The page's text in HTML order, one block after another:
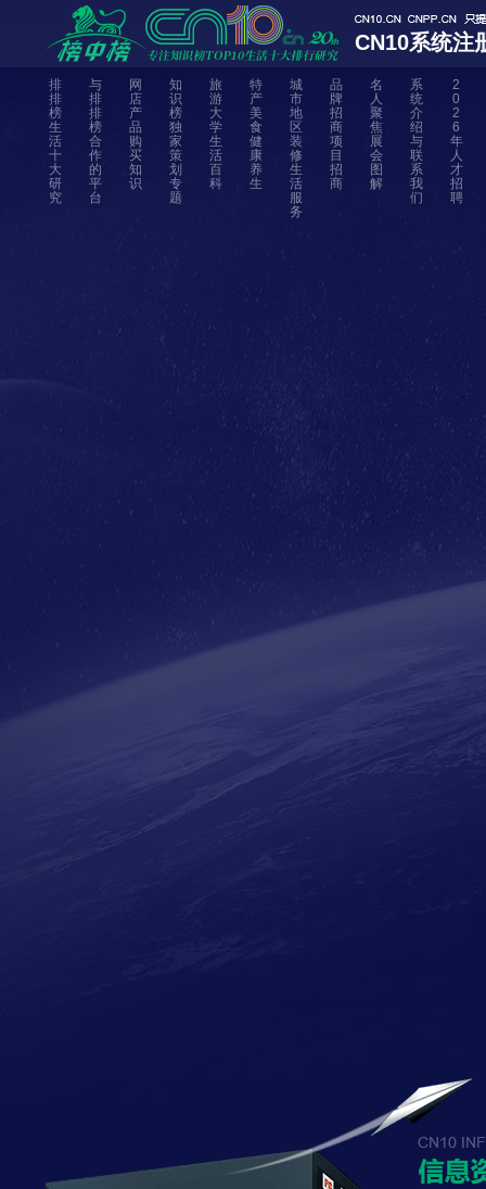
CN10系统注
排
排
榜
生
活
十
大
研
究
与
排
排
榜
合
作
的
平
台
网
店
产
品
购
买
知
识
知
识
榜
独
家
策
划
专
题
旅
游
大
学
生
活
百
科
特
产
美
食
健
康
养
生
城
市
地
区
装
修
生
活
服
务
品
牌
招
商
项
目
招
商
名
人
聚
焦
展
会
图
解
系
统
介
绍
与
联
系
我
们
2
0
2
6
年
人
才
招
聘